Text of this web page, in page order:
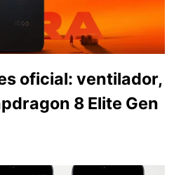
oficial: ventilador,
8 Elite Gen